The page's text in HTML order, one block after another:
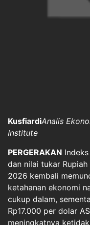
KusfiardiAnalis
Institute
PERGERAKAN
dan nilai tukar
2026 kembali
ketahanan ekonomi
cukup dalam,
Rp17.000 per dolar
meningkatnya